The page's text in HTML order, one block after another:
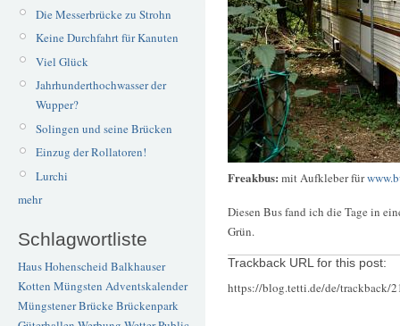
Die Messerbrücke zu Strohn
Keine Durchfahrt für Kanuten
Viel Glück
Jahrhunderthochwasser der
Wupper?
Solingen und seine Brücken
Einzug der Rollatoren!
Lurchi
mehr
Schlagwortliste
Haus Hohenscheid Balkhauser
Kotten Müngsten Adventskalender
Müngstener BrückeBrückenpark
Freakbus: mit Aufkleber für
Diesen Bus fand ich die Tage in
Grün.
Trackback URL for this post:
https://blog.tetti.de/de/trackback/